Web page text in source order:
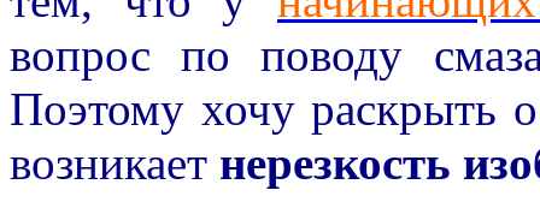
вопрос по поводу
Поэтому хочу раскрыть
возникает нерезкость